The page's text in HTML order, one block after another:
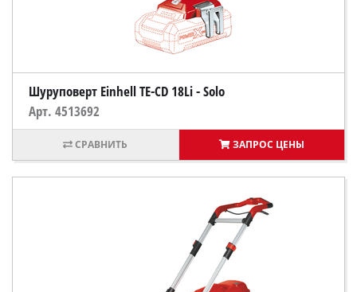
Шуруповерт Einhell TE-CD 18Li - Solo
Арт. 4513692
ЗАПРОС ЦЕНЫ